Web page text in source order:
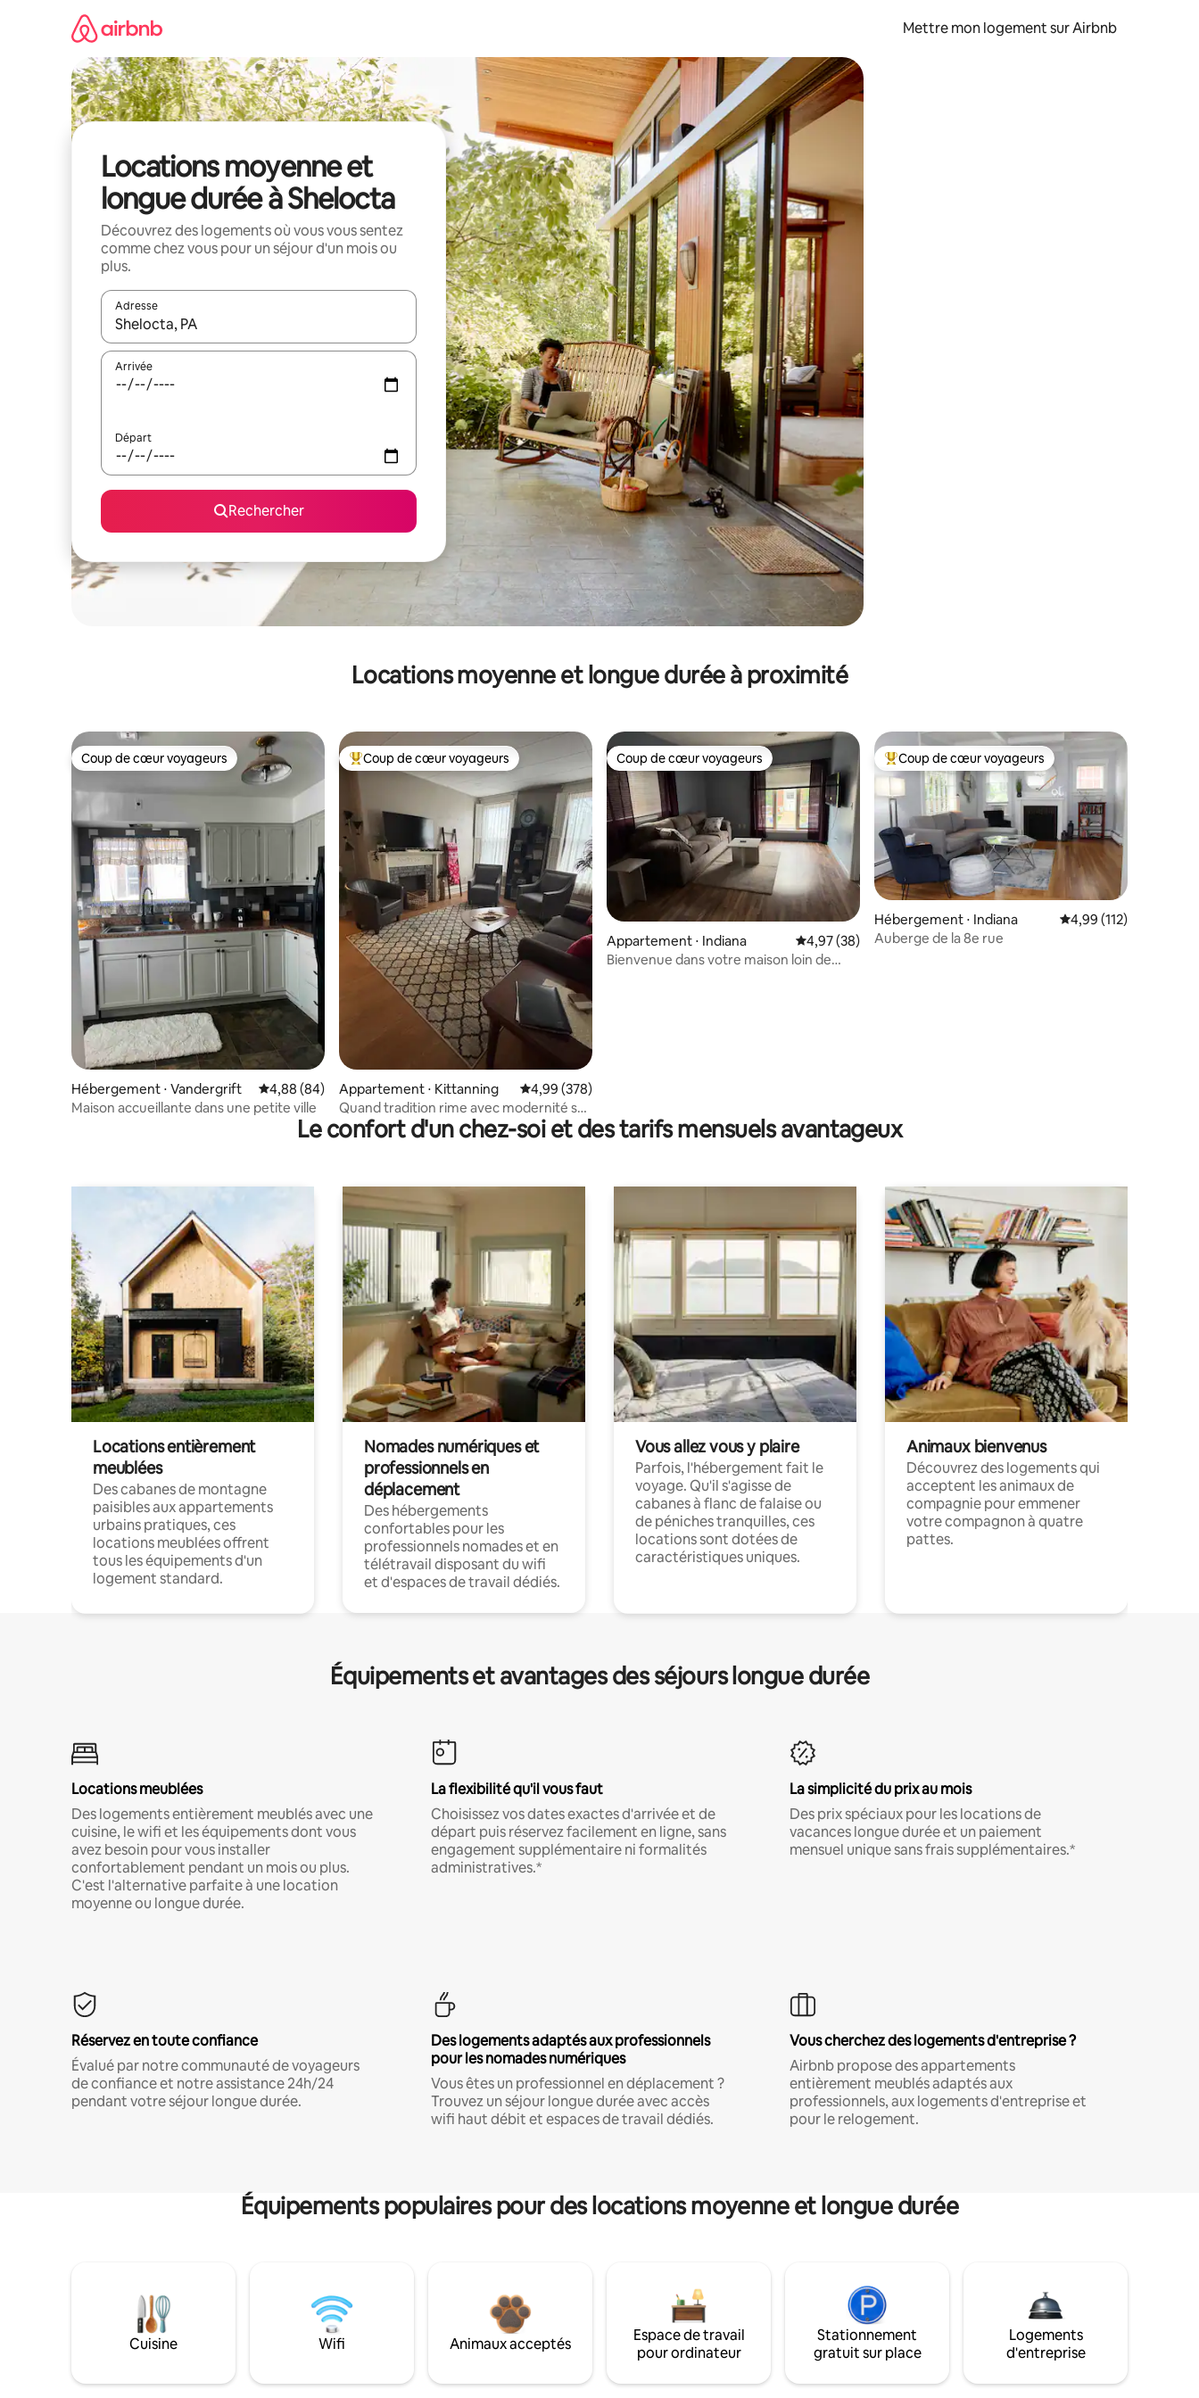
Mettre mon logement sur Airbnb
Locations moyenne et
longue durée à Shelocta
Découvrez des logements où vous vous sentez
comme chez vous pour un séjour d'un mois ou
plus.
Adresse
Lorsque les résultats s'affichent, utilisez les flèches vers le haut et vers le bas pour les parcourir ou en appuyant et en faisant glisser.
Arrivée
Départ
Rechercher
Locations moyenne et longue durée à proximité
Coup de cœur voyageurs
Coup de cœur voyageurs
Hébergement ⋅ Vandergrift Évaluation moyenne sur la base de 84 commentaires : 4,88 sur 5
4,88 (84)
Maison accueillante dans une petite ville
Coups de cœur voyageurs les plus appréciés
Coup de cœur voyageurs
Appartement ⋅ Kittanning Évaluation moyenne sur la base de 378 commentaires : 4,99 sur 5
4,99 (378)
Quand tradition rime avec modernité sur
Vine
Coup de cœur voyageurs
Coup de cœur voyageurs
Appartement ⋅ Indiana Évaluation moyenne sur la base de 38 commentaires : 4,97 sur 5
4,97 (38)
Bienvenue dans votre maison loin de
Coups de cœur voyageurs les plus appréciés
Coup de cœur voyageurs
Hébergement ⋅ Indiana Évaluation moyenne
4,99 (112)
Auberge de la 8e rue
Le confort d'un chez-soi et des tarifs mensuels avantageux
Locations entièrement
meublées
Des cabanes de montagne
paisibles aux appartements
urbains pratiques, ces
locations meublées offrent
tous les équipements d'un
logement standard.
Nomades numériques et
professionnels en
déplacement
Des hébergements
confortables pour les
professionnels nomades et en
télétravail disposant du wifi
et d'espaces de travail dédiés.
Vous allez vous y plaire
Parfois, l'hébergement fait le
voyage. Qu'il s'agisse de
cabanes à flanc de falaise ou
de péniches tranquilles, ces
locations sont dotées de
caractéristiques uniques.
Animaux bienvenus
Découvrez des logements qui
acceptent les animaux de
compagnie pour emmener
votre compagnon à quatre
pattes.
Équipements et avantages des séjours longue durée
Locations meublées
Des logements entièrement meublés avec une
cuisine, le wifi et les équipements dont vous
avez besoin pour vous installer
confortablement pendant un mois ou plus.
C'est l'alternative parfaite à une location
moyenne ou longue durée.
La flexibilité qu'il vous faut
Choisissez vos dates exactes d'arrivée et de
départ puis réservez facilement en ligne, sans
engagement supplémentaire ni formalités
administratives.*
La simplicité du prix au mois
Des prix spéciaux pour les locations de
vacances longue durée et un paiement
mensuel unique sans frais supplémentaires.*
Réservez en toute confiance
Évalué par notre communauté de voyageurs
de confiance et notre assistance 24h/24
pendant votre séjour longue durée.
Des logements adaptés aux professionnels
pour les nomades numériques
Vous êtes un professionnel en déplacement ?
Trouvez un séjour longue durée avec accès
wifi haut débit et espaces de travail dédiés.
Vous cherchez des logements d'entreprise ?
Airbnb propose des appartements
entièrement meublés adaptés aux
professionnels, aux logements d'entreprise et
pour le relogement.
Équipements populaires pour des locations moyenne et longue durée
Cuisine Wifi Animaux acceptés
Espace de travail
pour ordinateur
Stationnement
gratuit sur place
Logements
d'entreprise